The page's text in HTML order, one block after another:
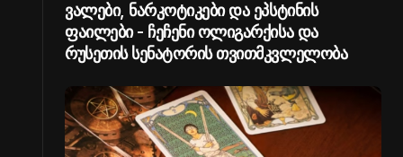
ვალები, ნარკოტიკები და ეპსტინის
ფაილები - ჩეჩენი ოლიგარქისა და
რუსეთის სენატორის თვითმკვლელობა